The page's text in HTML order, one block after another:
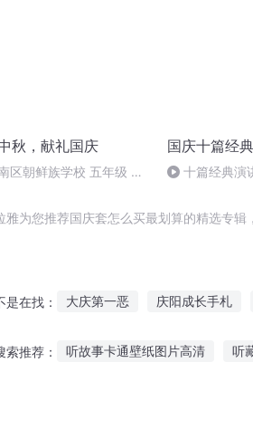
秋，献礼国庆
区朝鲜族学校 五年级 孙
国庆十篇经
十篇经典演
雅为您推荐国庆套怎么买最划算的精选专
是在找： 大庆第一恶 庆阳成长手札
索推荐： 听故事卡通壁纸图片高清 听